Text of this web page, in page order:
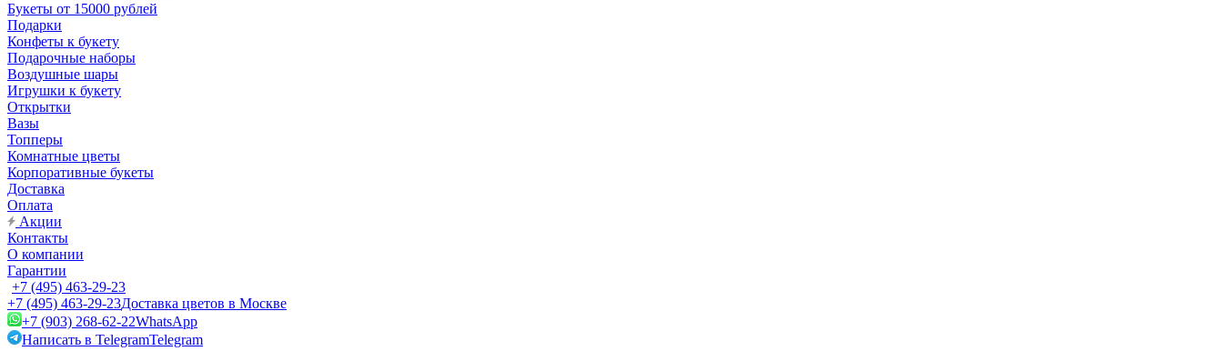
Букеты от 15000 рублей
Подарки
Конфеты к букету
Подарочные наборы
Воздушные шары
Игрушки к букету
Открытки
Вазы
Топперы
Комнатные цветы
Корпоративные букеты
Доставка
Оплата
Акции
Контакты
О компании
Гарантии
+7 (495) 463-29-23
+7 (495) 463-29-23Доставка цветов в Москве
+7 (903) 268-62-22WhatsApp
Написать в TelegramTelegram